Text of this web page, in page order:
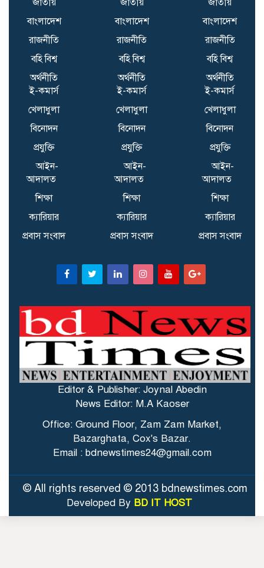
Bronco, 2K fitness tests
after England tour
debacle | Cricket News
জাতীয়
বাংলাদেশ
রাজনীতি
বহি বিশ্ব
অর্থনীতি
ই-কমার্স
খেলাধুলা
বিনোদন
প্রযুক্তি
আইন-
আদালত
শিক্ষা
ক্যারিয়ার
প্রবাস সংবাদ
জাতীয়
বাংলাদেশ
রাজনীতি
বহি বিশ্ব
অর্থনীতি
ই-কমার্স
খেলাধুলা
বিনোদন
প্রযুক্তি
আইন-
আদালত
শিক্ষা
ক্যারিয়ার
প্রবাস সংবাদ
জাতীয়
বাংলাদেশ
রাজনীতি
বহি বিশ্ব
অর্থনীতি
ই-কমার্স
খেলাধুলা
বিনোদন
প্রযুক্তি
আইন-
আদালত
শিক্ষা
ক্যারিয়ার
প্রবাস সংবাদ
Editor & Publisher: Joynal Abedin
News Editor: M.A Kaoser
Office: Ground Floor, Zam Zam Market,
Bazarghata, Cox's Bazar.
Email : bdnewstimes24@gmail.com
© All rights reserved © 2013 bdnewstimes.com
Developed By BD IT HOST